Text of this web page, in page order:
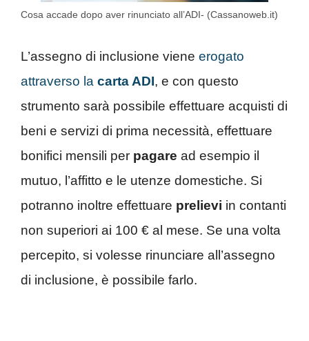
Cosa accade dopo aver rinunciato all’ADI- (Cassanoweb.it)
L’assegno di inclusione viene erogato
attraverso la carta ADI, e con questo
strumento sarà possibile effettuare acquisti di
beni e servizi di prima necessità, effettuare
bonifici mensili per pagare ad esempio il
mutuo, l’affitto e le utenze domestiche. Si
potranno inoltre effettuare prelievi in contanti
non superiori ai 100 € al mese. Se una volta
percepito, si volesse rinunciare all’assegno
di inclusione, è possibile farlo.